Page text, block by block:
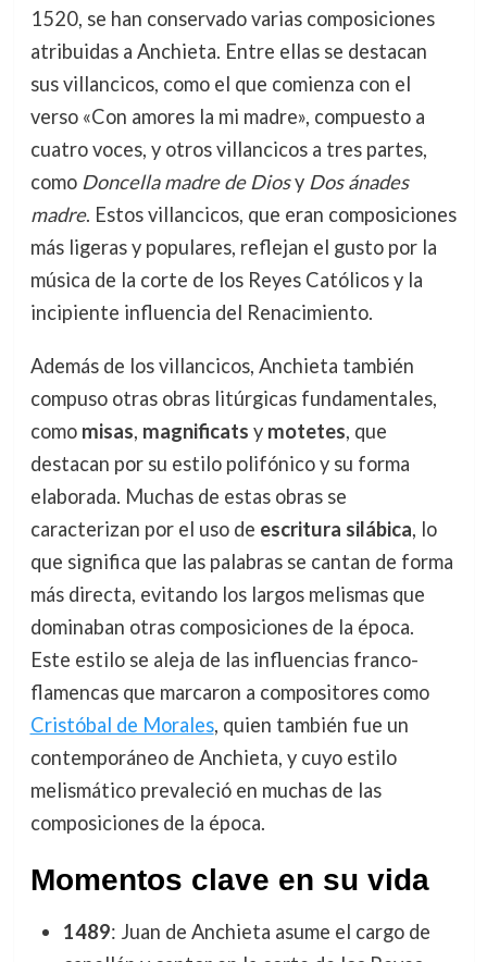
1520, se han conservado varias composiciones
atribuidas a Anchieta. Entre ellas se destacan
sus villancicos, como el que comienza con el
verso «Con amores la mi madre», compuesto a
cuatro voces, y otros villancicos a tres partes,
como Doncella madre de Diosy Dos ánades
madre. Estos villancicos, que eran composiciones
más ligeras y populares, reflejan el gusto por la
música de la corte de los Reyes Católicos y la
incipiente influencia del Renacimiento.
Además de los villancicos, Anchieta también
compuso otras obras litúrgicas fundamentales,
como misas, magnificats y motetes, que
destacan por su estilo polifónico y su forma
elaborada. Muchas de estas obras se
caracterizan por el uso de escritura silábica, lo
que significa que las palabras se cantan de forma
más directa, evitando los largos melismas que
dominaban otras composiciones de la época.
Este estilo se aleja de las influencias franco-
flamencas que marcaron a compositores como
Cristóbal de Morales, quien también fue un
contemporáneo de Anchieta, y cuyo estilo
melismático prevaleció en muchas de las
composiciones de la época.
Momentos clave en su vida
1489: Juan de Anchieta asume el cargo de